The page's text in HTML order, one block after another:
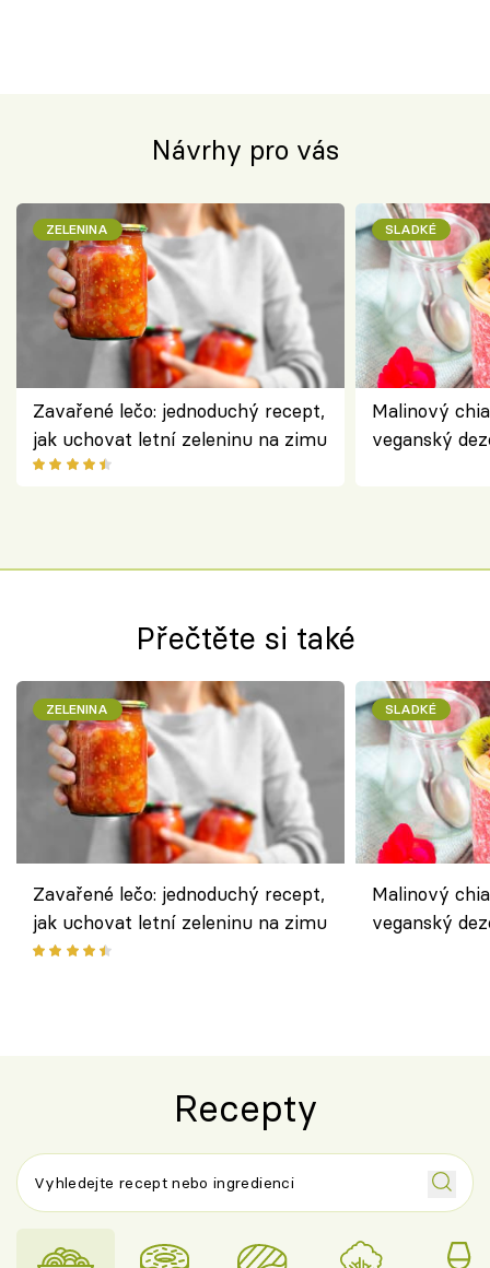
Návrhy pro vás
ZELENINA
Zavařené lečo: jednoduchý recept,
jak uchovat letní zeleninu na zimu
SLADKÉ
Malinový
veganský
Přečtěte si také
ZELENINA
Zavařené lečo: jednoduchý recept,
jak uchovat letní zeleninu na zimu
SLADKÉ
Malinový
veganský
Recepty